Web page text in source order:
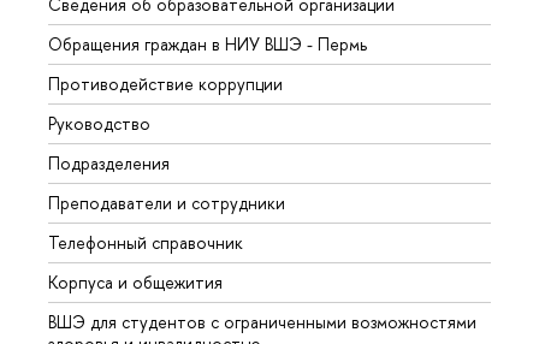
Сведения об образовательной организации
Обращения граждан в НИУ ВШЭ - Пермь
Противодействие коррупции
Руководство
Подразделения
Преподаватели и сотрудники
Телефонный справочник
Корпуса и общежития
ВШЭ для студентов с ограниченными возможностями